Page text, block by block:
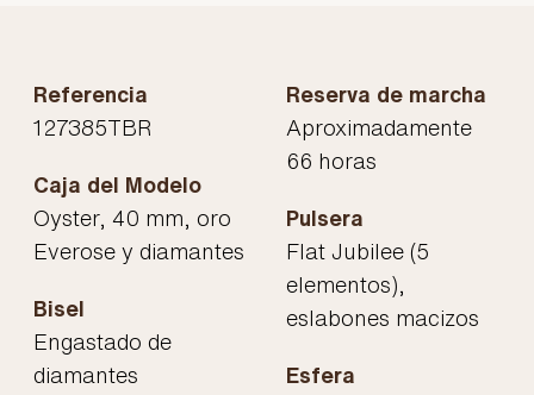
Referencia
127385TBR
Caja del Modelo
Oyster, 40 mm, oro
Everose y diamantes
Bisel
Engastado de
diamantes
Reserva de marcha
Aproximadamente
66 horas
Pulsera
Flat Jubilee (5
elementos),
eslabones macizos
Esfera